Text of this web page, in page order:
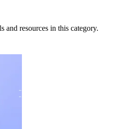
and resources in this category.